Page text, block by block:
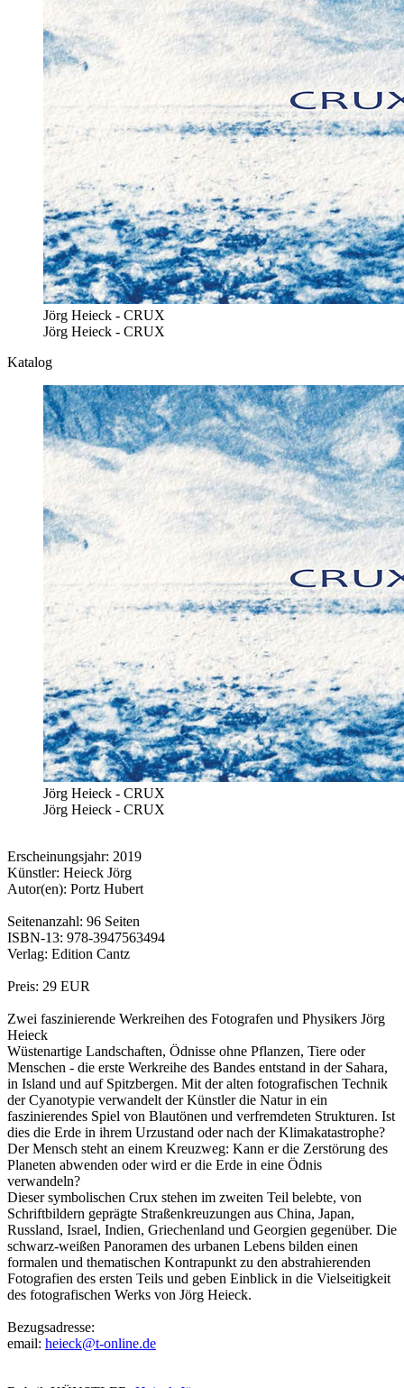
Jörg Heieck - CRUX
Jörg Heieck - CRUX
Katalog
Jörg Heieck - CRUX
Jörg Heieck - CRUX
Erscheinungsjahr: 2019
Künstler: Heieck Jörg
Autor(en): Portz Hubert
Seitenanzahl: 96 Seiten
ISBN-13: 978-3947563494
Verlag: Edition Cantz
Preis: 29 EUR
Zwei faszinierende Werkreihen des Fotografen und Physikers Jörg
Heieck
Wüstenartige Landschaften, Ödnisse ohne Pflanzen, Tiere oder
Menschen - die erste Werkreihe des Bandes entstand in der Sahara,
in Island und auf Spitzbergen. Mit der alten fotografischen Technik
der Cyanotypie verwandelt der Künstler die Natur in ein
faszinierendes Spiel von Blautönen und verfremdeten Strukturen. Ist
dies die Erde in ihrem Urzustand oder nach der Klimakatastrophe?
Der Mensch steht an einem Kreuzweg: Kann er die Zerstörung des
Planeten abwenden oder wird er die Erde in eine Ödnis
verwandeln?
Dieser symbolischen Crux stehen im zweiten Teil belebte, von
Schriftbildern geprägte Straßenkreuzungen aus China, Japan,
Russland, Israel, Indien, Griechenland und Georgien gegenüber. Die
schwarz-weißen Panoramen des urbanen Lebens bilden einen
formalen und thematischen Kontrapunkt zu den abstrahierenden
Fotografien des ersten Teils und geben Einblick in die Vielseitigkeit
des fotografischen Werks von Jörg Heieck.
Bezugsadresse:
email: heieck@t-online.de